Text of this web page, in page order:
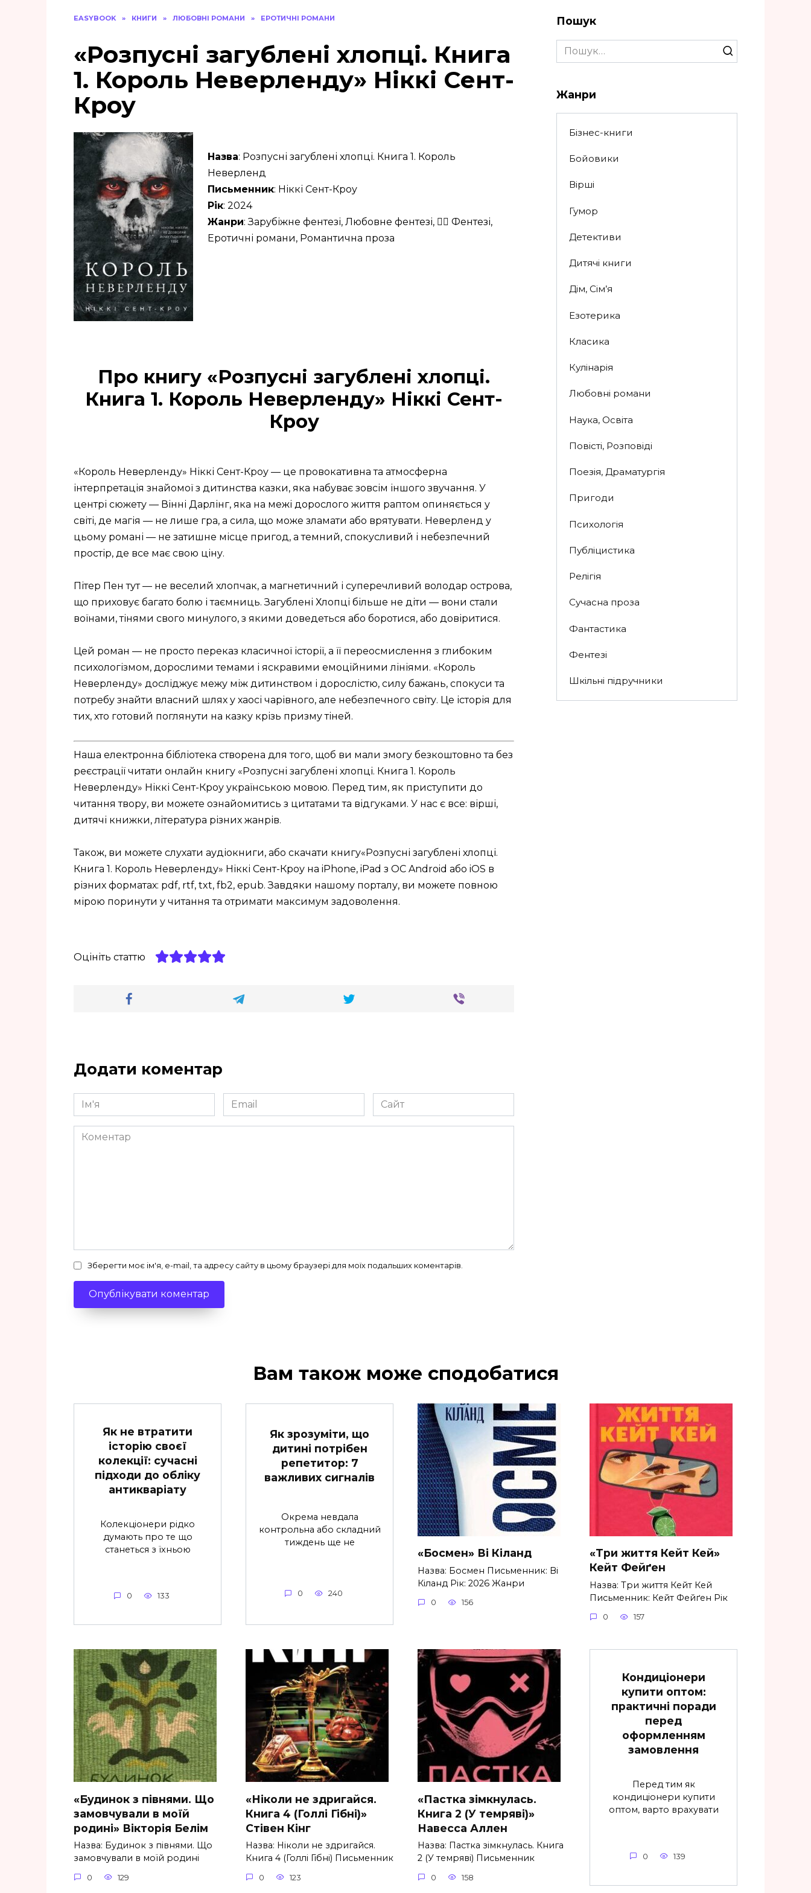
EASYBOOK » КНИГИ » ЛЮБОВНІ РОМАНИ » ЕРОТИЧНІ РОМАНИ
«Розпусні загублені хлопці. Книга
1. Король Неверленду» Ніккі Сент-
Кроу
Назва: Розпусні загублені хлопці. Книга 1. Король
Неверленд
Письменник: Ніккі Сент-Кроу
Рік: 2024
Жанри: Зарубіжне фентезі, Любовне фентезі, 🧙‍♂️ Фентезі,
Еротичні романи, Романтична проза
Про книгу «Розпусні загублені хлопці.
Книга 1. Король Неверленду» Ніккі Сент-
Кроу
«Король Неверленду» Ніккі Сент-Кроу — це провокативна та атмосферна
інтерпретація знайомої з дитинства казки, яка набуває зовсім іншого звучання. У
центрі сюжету — Вінні Дарлінг, яка на межі дорослого життя раптом опиняється у
світі, де магія — не лише гра, а сила, що може зламати або врятувати. Неверленд у
цьому романі — не затишне місце пригод, а темний, спокусливий і небезпечний
простір, де все має свою ціну.
Пітер Пен тут — не веселий хлопчак, а магнетичний і суперечливий володар острова,
що приховує багато болю і таємниць. Загублені Хлопці більше не діти — вони стали
воїнами, тінями свого минулого, з якими доведеться або боротися, або довіритися.
Цей роман — не просто переказ класичної історії, а її переосмислення з глибоким
психологізмом, дорослими темами і яскравими емоційними лініями. «Король
Неверленду» досліджує межу між дитинством і дорослістю, силу бажань, спокуси та
потребу знайти власний шлях у хаосі чарівного, але небезпечного світу. Це історія для
тих, хто готовий поглянути на казку крізь призму тіней.
Наша електронна бібліотека створена для того, щоб ви мали змогу безкоштовно та без
реєстрації читати онлайн книгу «Розпусні загублені хлопці. Книга 1. Король
Неверленду» Ніккі Сент-Кроу українською мовою. Перед тим, як приступити до
читання твору, ви можете ознайомитись з цитатами та відгуками. У нас є все: вірші,
дитячі книжки, література різних жанрів.
Також, ви можете слухати аудіокниги, або скачати книгу«Розпусні загублені хлопці.
Книга 1. Король Неверленду» Ніккі Сент-Кроу на iPhone, iPad з ОС Android або iOS в
різних форматах: pdf, rtf, txt, fb2, epub. Завдяки нашому порталу, ви можете повною
мірою поринути у читання та отримати максимум задоволення.
Оцініть статтю
Додати коментар
Ім'я
*
Email
*
Сайт
Коментар
Зберегти моє ім'я, e-mail, та адресу сайту в цьому браузері для моїх подальших коментарів.
Пошук
Search
for:
Жанри
Бізнес-книги
Бойовики
Вірші
Гумор
Детективи
Дитячі книги
Дім, Сім’я
Езотерика
Класика
Кулінарія
Любовні романи
Наука, Освіта
Повісті, Розповіді
Поезія, Драматургія
Пригоди
Психологія
Публіцистика
Релігія
Сучасна проза
Фантастика
Фентезі
Шкільні підручники
Вам також може сподобатися
Як не втратити
історію своєї
колекції: сучасні
підходи до обліку
антикваріату
Колекціонери рідко
думають про те що
станеться з їхньою
0 133
Як зрозуміти, що
дитині потрібен
репетитор: 7
важливих сигналів
Окрема невдала
контрольна або складний
тиждень ще не
0 240
«Босмен» Ві Кіланд
Назва: Босмен Письменник: Ві
Кіланд Рік: 2026 Жанри
0 156
«Три життя Кейт Кей»
Кейт Фейґен
Назва: Три життя Кейт Кей
Письменник: Кейт Фейґен Рік
0 157
«Будинок з півнями. Що
замовчували в моїй
родині» Вікторія Белім
Назва: Будинок з півнями. Що
замовчували в моїй родині
0 129
«Ніколи не здригайся.
Книга 4 (Голлі Гібні)»
Стівен Кінг
Назва: Ніколи не здригайся.
Книга 4 (Голлі Гібні) Письменник
0 123
«Пастка зімкнулась.
Книга 2 (У темряві)»
Навесса Аллен
Назва: Пастка зімкнулась. Книга
2 (У темряві) Письменник
0 158
Кондиціонери
купити оптом:
практичні поради
перед
оформленням
замовлення
Перед тим як
кондиціонери купити
оптом, варто врахувати
0 139